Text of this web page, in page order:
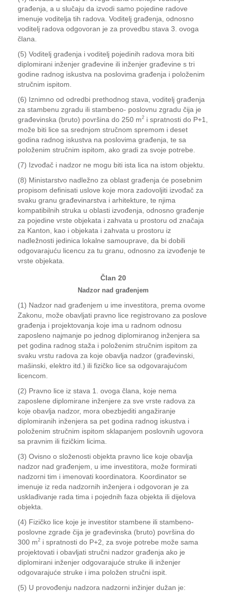
građenja, a u slučaju da izvodi samo pojedine radove
imenuje voditelja tih radova. Voditelj građenja, odnosno
voditelj radova odgovoran je za provedbu stava 3. ovoga
člana.
(5) Voditelj građenja i voditelj pojedinih radova mora biti
diplomirani inženjer građevine ili inženjer građevine s tri
godine radnog iskustva na poslovima građenja i položenim
stručnim ispitom.
(6) Iznimno od odredbi prethodnog stava, voditelj građenja
za stambenu zgradu ili stambeno- poslovnu zgradu čija je
građevinska (bruto) površina do 250 m2 i spratnosti do P+1,
može biti lice sa srednjom stručnom spremom i deset
godina radnog iskustva na poslovima građenja, te sa
položenim stručnim ispitom, ako gradi za svoje potrebe.
(7) Izvođač i nadzor ne mogu biti ista lica na istom objektu.
(8) Ministarstvo nadležno za oblast građenja će posebnim
propisom definisati uslove koje mora zadovoljiti izvođač za
svaku granu građevinarstva i arhitekture, te njima
kompatibilnih struka u oblasti izvođenja, odnosno građenje
za pojedine vrste objekata i zahvata u prostoru od značaja
za Kanton, kao i objekata i zahvata u prostoru iz
nadležnosti jedinica lokalne samouprave, da bi dobili
odgovarajuću licencu za tu granu, odnosno za izvođenje te
vrste objekata.
Član 20
Nadzor nad građenjem
(1) Nadzor nad građenjem u ime investitora, prema ovome
Zakonu, može obavljati pravno lice registrovano za poslove
građenja i projektovanja koje ima u radnom odnosu
zaposleno najmanje po jednog diplomiranog inženjera sa
pet godina radnog staža i položenim stručnim ispitom za
svaku vrstu radova za koje obavlja nadzor (građevinski,
mašinski, elektro itd.) ili fizičko lice sa odgovarajućom
licencom.
(2) Pravno lice iz stava 1. ovoga člana, koje nema
zaposlene diplomirane inženjere za sve vrste radova za
koje obavlja nadzor, mora obezbjediti angažiranje
diplomiranih inženjera sa pet godina radnog iskustva i
položenim stručnim ispitom sklapanjem poslovnih ugovora
sa pravnim ili fizičkim licima.
(3) Ovisno o složenosti objekta pravno lice koje obavlja
nadzor nad građenjem, u ime investitora, može formirati
nadzorni tim i imenovati koordinatora. Koordinator se
imenuje iz reda nadzornih inženjera i odgovoran je za
usklađivanje rada tima i pojednih faza objekta ili dijelova
objekta.
(4) Fizičko lice koje je investitor stambene ili stambeno-
poslovne zgrade čija je građevinska (bruto) površina do
300 m2 i spratnosti do P+2, za svoje potrebe može sama
projektovati i obavljati stručni nadzor građenja ako je
diplomirani inženjer odgovarajuće struke ili inženjer
odgovarajuće struke i ima položen stručni ispit.
(5) U provođenju nadzora nadzorni inžinjer dužan je: